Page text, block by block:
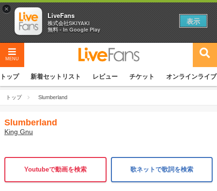
MENU
トップ 新着セットリスト レビュー チケット オンラインライブ
トップ Slumberland
Slumberland
King Gnu
Youtubeで動画を検索 歌ネットで歌詞を検索
×
LiveFans
株式会社SKIYAKI
無料 - In Google Play
表示